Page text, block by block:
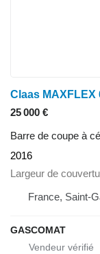
Claas MAXFLEX
25 000 €
Barre de coupe à
2016
Largeur de
France, Saint-
GASCOMAT